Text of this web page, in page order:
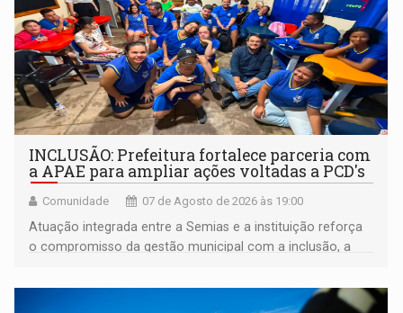
INCLUSÃO: Prefeitura fortalece parceria com
a APAE para ampliar ações voltadas a PCD's
Comunidade 07 de Agosto de 2026 às 19:00
Atuação integrada entre a Semias e a instituição reforça
o compromisso da gestão municipal com a inclusão, a